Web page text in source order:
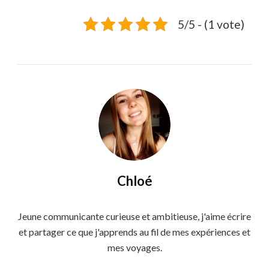
5/5 - (1 vote)
Chloé
Jeune communicante curieuse et ambitieuse, j'aime écrire
et partager ce que j'apprends au fil de mes expériences et
mes voyages.